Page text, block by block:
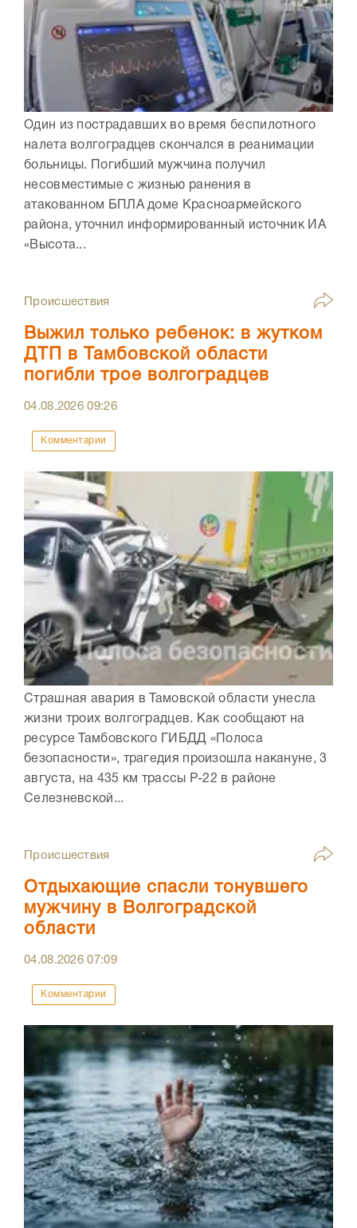
Один из пострадавших во время беспилотного
налета волгоградцев скончался в реанимации
больницы. Погибший мужчина получил
несовместимые с жизнью ранения в
атакованном БПЛА доме Красноармейского
района, уточнил информированный источник ИА
«Высота...
Происшествия
Выжил только ребенок: в жутком
ДТП в Тамбовской области
погибли трое волгоградцев
04.08.202609:26
Комментарии
Страшная авария в Тамовской области унесла
жизни троих волгоградцев. Как сообщают на
ресурсе Тамбовского ГИБДД «Полоса
безопасности», трагедия произошла накануне, 3
августа, на 435 км трассы Р-22 в районе
Селезневской...
Происшествия
Отдыхающие спасли тонувшего
мужчину в Волгоградской
области
04.08.202607:09
Комментарии